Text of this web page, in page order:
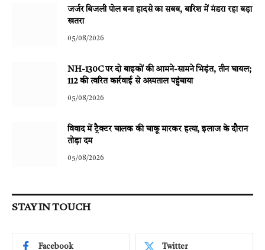
जर्जर बिजली पोल बना हादसे का सबब, बारिश में मंडरा रहा बड़ा
खतरा
05/08/2026
NH-130C पर दो बाइकों की आमने-सामने भिड़ंत, तीन घायल;
112 की त्वरित कार्रवाई से अस्पताल पहुंचाया
05/08/2026
विवाद में ट्रैक्टर चालक की चाकू मारकर हत्या, इलाज के दौरान
तोड़ा दम
05/08/2026
STAY IN TOUCH
Facebook Twitter